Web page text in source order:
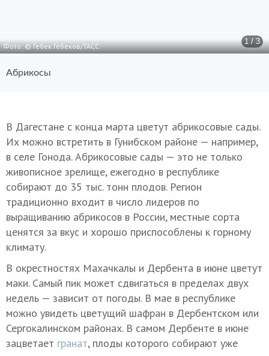
1 / 3
Фото: © Гебек Гебеков/ТАСС
Абрикосы
В Дагестане с конца марта цветут абрикосовые сады.
Их можно встретить в Гунибском районе — например,
в селе Гонода. Абрикосовые сады — это не только
живописное зрелище, ежегодно в республике
собирают до 35 тыс. тонн плодов. Регион
традиционно входит в число лидеров по
выращиванию абрикосов в России, местные сорта
ценятся за вкус и хорошо приспособлены к горному
климату.
В окрестностях Махачкалы и Дербента в июне цветут
маки. Самый пик может сдвигаться в пределах двух
недель — зависит от погоды. В мае в республике
можно увидеть цветущий шафран в Дербентском или
Сергокалинском районах. В самом Дербенте в июне
зацветает гранат, плоды которого собирают уже